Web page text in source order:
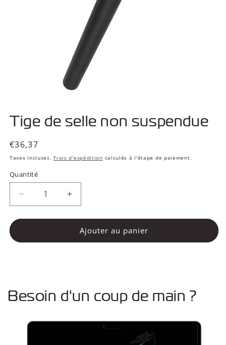
média
une
fenêtre
modale
Tige de selle non suspendue
Prix
habituel
€36,37
Taxes incluses. Frais d'expédition calculés à l'étape de paiement.
Quantité
Réduire
la
quantité
Tige
Augmenter
la
quantité
Tige
Ajouter au panier
Besoin d'un coup de main ?